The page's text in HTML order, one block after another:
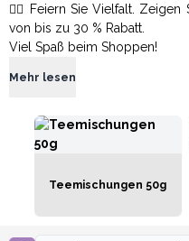
🏳️‍🌈 Feiern Sie Vielfalt. Zeigen
von bis zu 30 % Rabatt.
Viel Spaß beim Shoppen!
Mehr lesen
Teemischungen 50g